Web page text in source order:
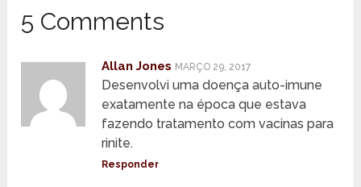
5 Comments
Allan Jones MARÇO 29, 2017
Desenvolvi uma doença auto-imune
exatamente na época que estava
fazendo tratamento com vacinas para
rinite.
Responder